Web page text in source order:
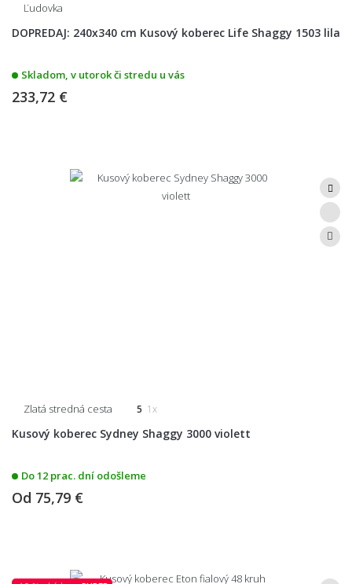
Ľudovka
DOPREDAJ: 240x340 cm Kusový koberec Life Shaggy 1503 lila
Skladom, v utorok či stredu u vás
233,72 €
Zlatá stredná cesta 5 1x
Kusový koberec Sydney Shaggy 3000 violett
Do 12 prac. dní odošleme
Od 75,79 €